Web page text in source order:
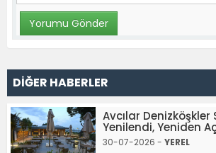
DİĞER HABERLER
Avcılar Denizköşkler
Yenilendi, Yeniden
30-07-2026 - YEREL